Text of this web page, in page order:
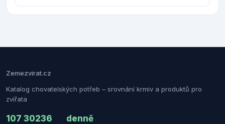
Zemezvirat.cz
Katalog chovatelských potřeb – srovnání krmiv a produktů pro
zvířata
107 30236 denně